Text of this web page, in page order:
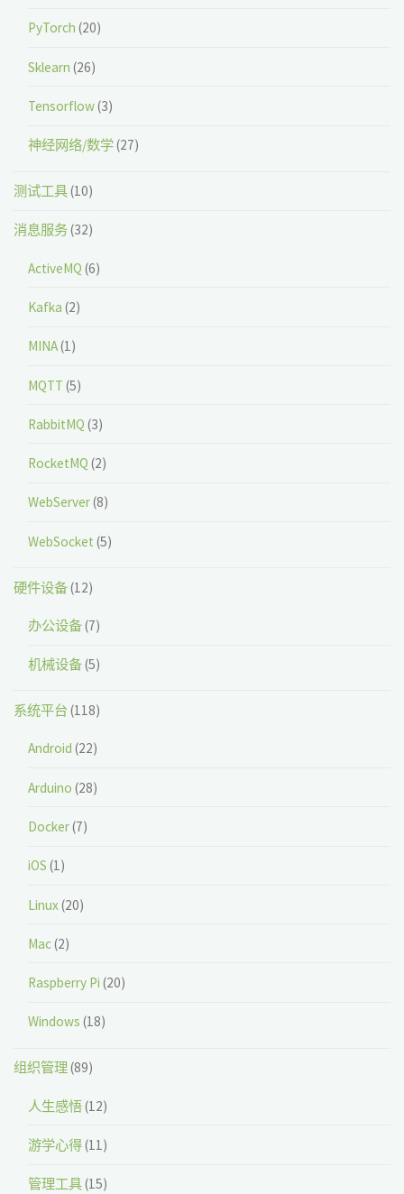
PyTorch (20)
Sklearn (26)
Tensorflow(3)
神经网络/数学(27)
测试工具(10)
消息服务(32)
ActiveMQ (6)
Kafka (2)
MINA(1)
MQTT (5)
RabbitMQ (3)
RocketMQ (2)
WebServer(8)
WebSocket (5)
硬件设备(12)
办公设备(7)
机械设备(5)
系统平台 (118)
Android (22)
Arduino (28)
Docker(7)
iOS (1)
Linux(20)
Mac(2)
Raspberry Pi (20)
Windows (18)
组织管理(89)
人生感悟(12)
游学心得(11)
管理工具(15)